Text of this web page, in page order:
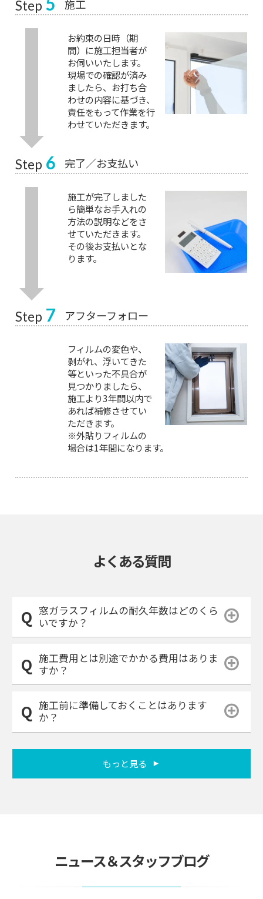
Step 施工
お約束の日時（期
間）に施工担当者が
お伺いいたします。
現場での確認が済み
ましたら、お打ち合
わせの内容に基づき、
責任をもって作業を行
わせていただきます。
Step 6 完了／お支払い
施工が完了しました
ら簡単なお手入れの
方法の説明などをさ
せていただきます。
その後お支払いとな
ります。
Step 7 アフターフォロー
フィルムの変色や、
剥がれ、浮いてきた
等といった不具合が
見つかりましたら、
施工より3年間以内で
あれば補修させてい
ただきます。
※外貼りフィルムの
場合は1年間になります。
よくある質問
窓ガラスフィルムの耐久年数はどのくら
いですか？
施工費用とは別途でかかる費用はありま
すか？
施工前に準備しておくことはあります
か？
もっと見る
ニュース＆スタッフブログ